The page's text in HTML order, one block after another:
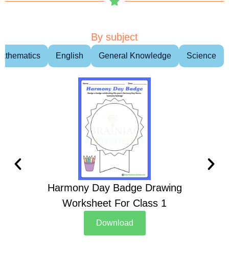
By subject
English General Knowledge Science
Harmony Day Badge Drawing
Worksheet For Class 1
Download